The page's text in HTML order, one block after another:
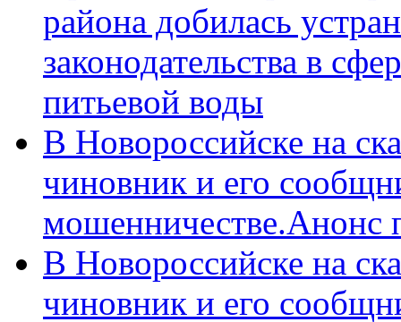
района добилась
законодательства в
питьевой воды
В Новороссийске на
чиновник и его
мошенничестве.Анонс
В Новороссийске на
чиновник и его